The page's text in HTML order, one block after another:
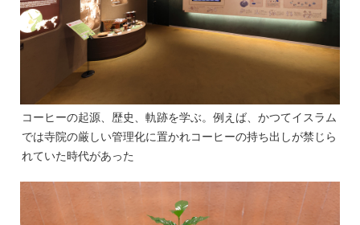
コーヒーの起源、歴史、軌跡を学ぶ。例えば、かつてイスラム
では寺院の厳しい管理化に置かれコーヒーの持ち出しが禁じら
れていた時代があった